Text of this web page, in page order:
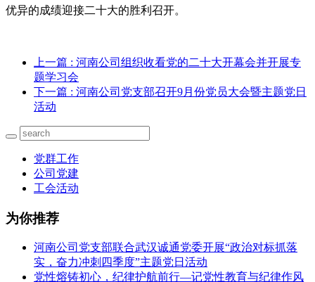
优异的成绩迎接二十大的胜利召开。
上一篇 : 河南公司组织收看党的二十大开幕会并开展专
题学习会
下一篇 : 河南公司党支部召开9月份党员大会暨主题党日
活动
党群工作
公司党建
工会活动
为你推荐
河南公司党支部联合武汉诚通党委开展“政治对标抓落
实，奋力冲刺四季度”主题党日活动
党性熔铸初心，纪律护航前行—记党性教育与纪律作风